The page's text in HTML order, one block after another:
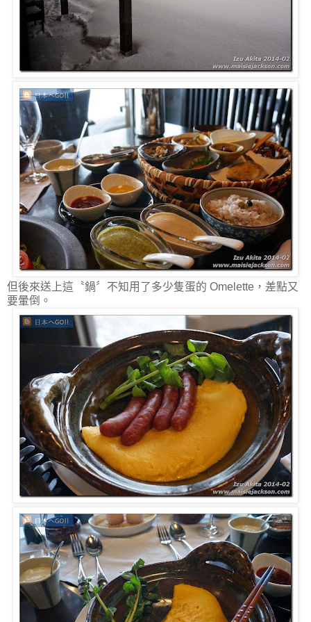
但後來送上這〝鍋〞不知用了多少隻蛋的 Omelette，差點又
要暈倒。